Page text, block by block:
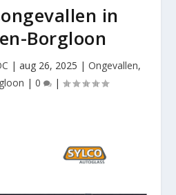
in
Borgloon
| aug 26, 2025 | Ongevallen,
| 0 |